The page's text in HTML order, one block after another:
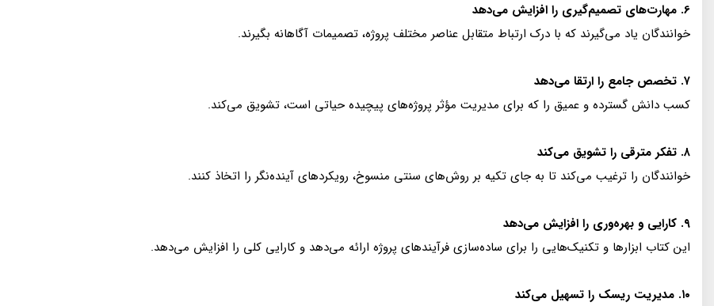
6. مهارت‌های تصمیم‌گیری را افزایش می‌دهد
خوانندگان یاد می‌گیرند که با درک ارتباط متقابل عناصر مختلف پروژه، تصمیمات آگاهانه بگیرند.
۷. تخصص جامع را ارتقا می‌دهد
کسب دانش گسترده و عمیق را که برای مدیریت مؤثر پروژه‌های پیچیده حیاتی است، تشویق می‌کند.
۸. تفکر مترقی را تشویق می‌کند
خوانندگان را ترغیب می‌کند تا به جای تکیه بر روش‌های سنتی منسوخ، رویکردهای آینده‌نگر را اتخاذ کنند.
۹. کارایی و بهره‌وری را افزایش می‌دهد
این کتاب ابزارها و تکنیک‌هایی را برای ساده‌سازی فرآیندهای پروژه ارائه می‌دهد و کارایی کلی را افزایش می‌دهد.
۱۰. مدیریت ریسک را تسهیل می‌کند